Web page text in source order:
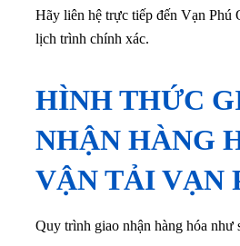
Hãy liên hệ trực tiếp đến Vạn Phú
lịch trình chính xác.
HÌNH THỨC
NHẬN HÀNG
VẬN TẢI VẠN
Quy trình giao nhận hàng hóa như